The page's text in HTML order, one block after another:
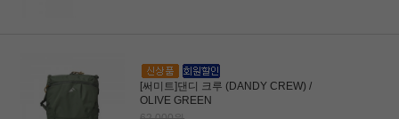
[써미트]댄디 크루 (DANDY CREW) /
OLIVE GREEN